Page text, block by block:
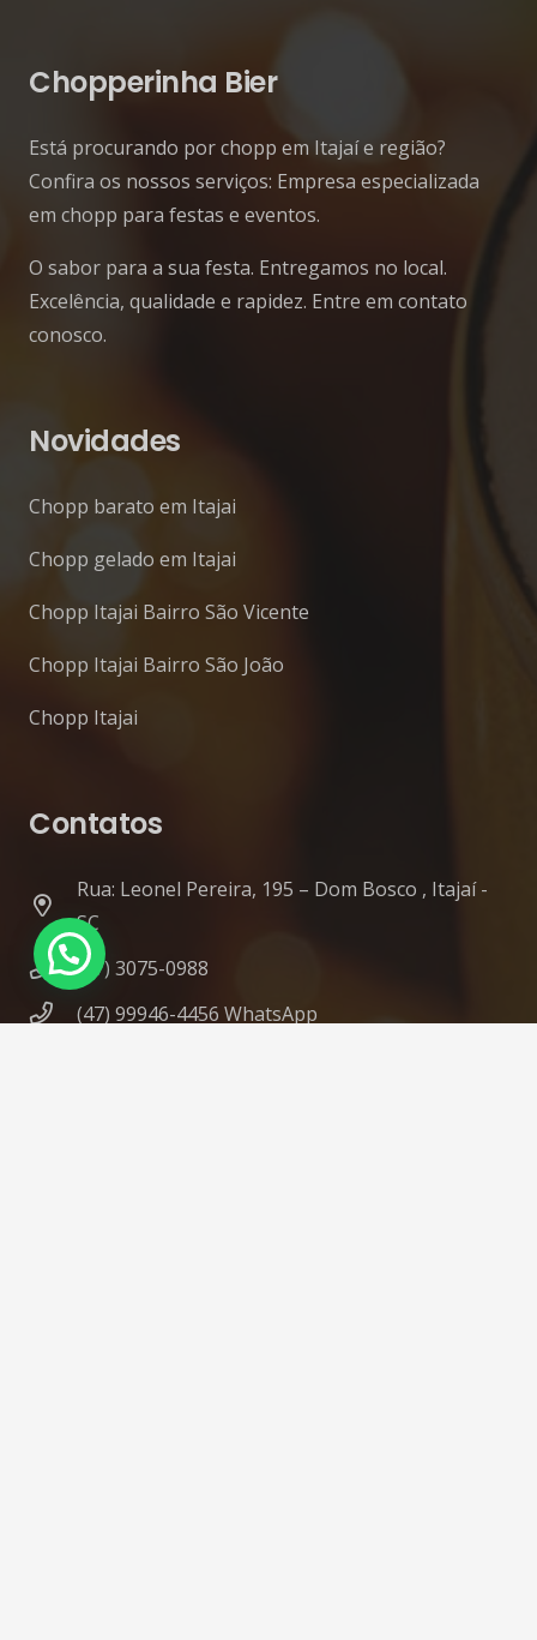
Chopperinha Bier
Está procurando por chopp em Itajaí e região?
Confira os nossos serviços: Empresa especializada
em chopp para festas e eventos.
O sabor para a sua festa. Entregamos no local.
Excelência, qualidade e rapidez. Entre em contato
conosco.
Novidades
Chopp barato em Itajai
Chopp gelado em Itajai
Chopp Itajai Bairro São Vicente
Chopp Itajai Bairro São João
Chopp Itajai
Contatos
Rua: Leonel Pereira, 195 – Dom Bosco , Itajaí -
SC
(47) 3075-0988
(47) 99946-4456 WhatsApp